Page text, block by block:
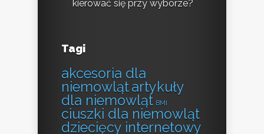
kierować się przy wyborze?
Tagi
akcesoria dla
niemowlątartykuły
dla niemowląt BMI
ciuszki dla niemowląt
dziecięcy internetowy